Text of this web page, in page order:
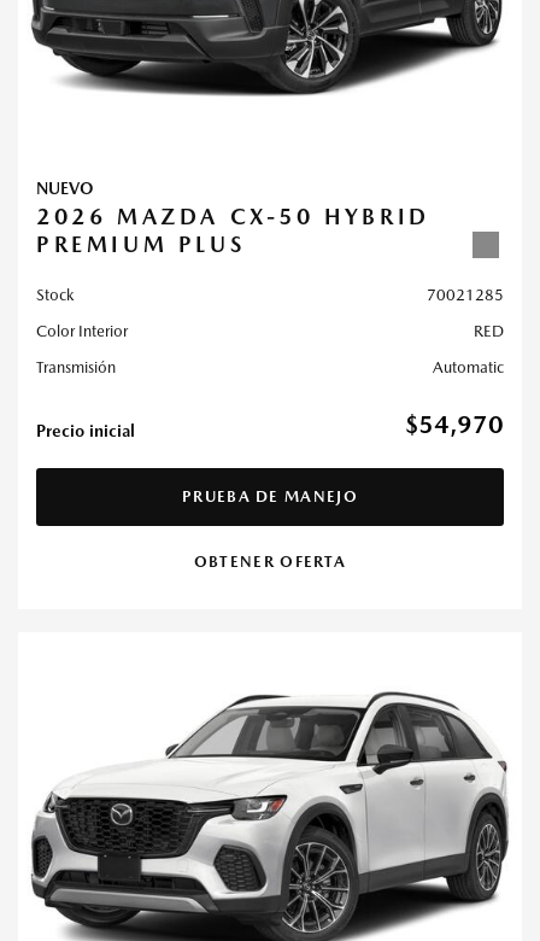
NUEVO
2026 MAZDA CX-50 HYBRID
PREMIUM PLUS
Stock
70021285
Color Interior
RED
Transmisión
Automatic
Precio inicial $54,970
PRUEBA DE MANEJO
OBTENER OFERTA